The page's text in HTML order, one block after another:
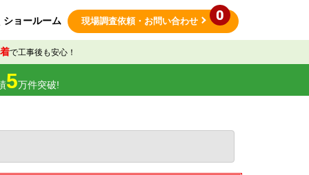
ショールーム 0
現場調査依頼・お問い合わせ
で工事後も安心！
5万件突破!